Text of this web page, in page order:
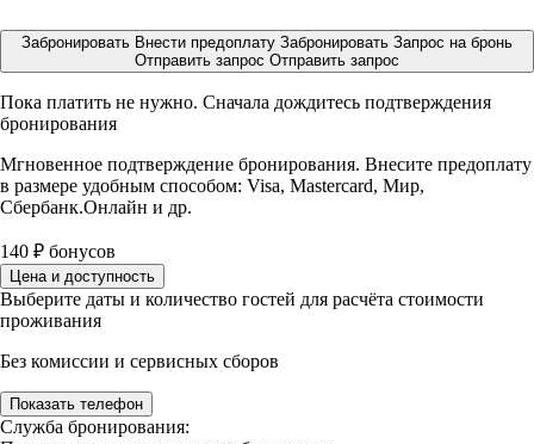
Забронировать Внести предоплату Забронировать Запрос на бронь
Отправить запрос Отправить запрос
Пока платить не нужно. Сначала дождитесь подтверждения
бронирования
Мгновенное подтверждение бронирования. Внесите предоплату
в размере удобным способом: Visa, Mastercard, Мир,
Сбербанк.Онлайн и др.
140 ₽ бонусов
Цена и доступность
Выберите даты и количество гостей для расчёта стоимости
проживания
Без комиссии и сервисных сборов
Показать телефон
Служба бронирования: